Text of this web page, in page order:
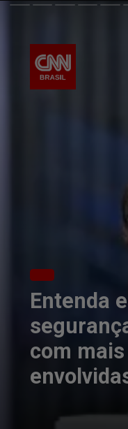
Entenda
com